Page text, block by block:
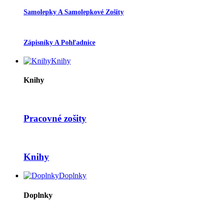
Samolepky A Samolepkové Zošity
Zápisníky A Pohľadnice
Knihy
Knihy
Pracovné zošity
Knihy
Doplnky
Doplnky